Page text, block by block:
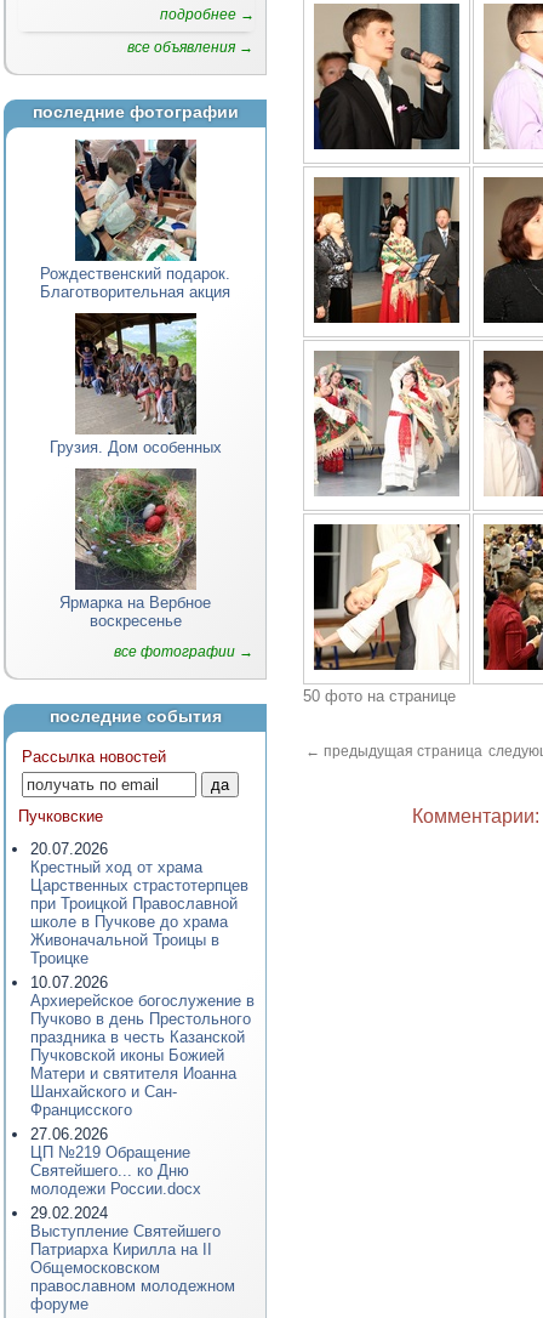
подробнее →
все объявления →
последние фотографии
Рождественский подарок.
Благотворительная акция
Грузия. Дом особенных
Ярмарка на Вербное
воскресенье
все фотографии →
последние события
Рассылка новостей
Пучковские
20.07.2026
Крестный ход от храма
Царственных страстотерпцев
при Троицкой Православной
школе в Пучкове до храма
Живоначальной Троицы в
Троицке
10.07.2026
Архиерейское богослужение в
Пучково в день Престольного
праздника в честь Казанской
Пучковской иконы Божией
Матери и святителя Иоанна
Шанхайского и Сан-
Францисского
27.06.2026
ЦП №219 Обращение
Святейшего... ко Дню
молодежи России.docx
29.02.2024
Выступление Святейшего
Патриарха Кирилла на II
Общемосковском
православном молодежном
форуме
50 фото на странице
← предыдущая страница
Комментарии: